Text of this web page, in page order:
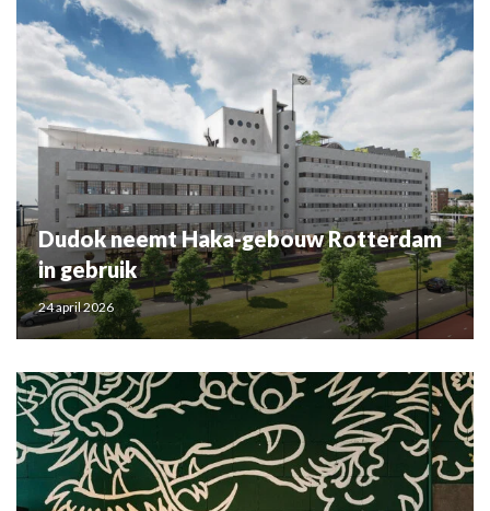
Dudok neemt Haka-gebouw Rotterdam
in gebruik
24 april 2026